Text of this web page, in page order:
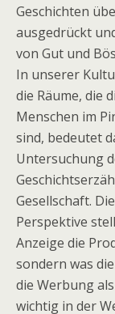
Geschichten
ausgedrückt
von Gut und
In unserer
die Räume, die
Menschen im
sind, bedeutet
Untersuchung
Gesellschaft.
Perspektive
Anzeige die
sondern was
die Werbung
wichtig in der